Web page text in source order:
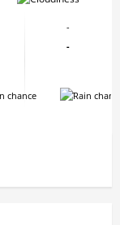
-
-
-